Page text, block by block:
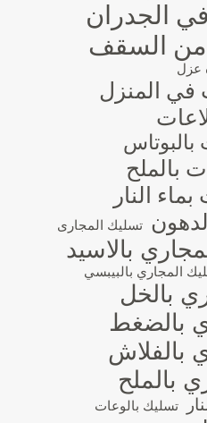
الجدران
من السقف
عزل
في المنزل
بالبوتاس
بالملح
النار
تسليك المجارى
بالاسيد
المجاري بالبيبسي
بالخل
بالضغط
بالفلاش
بالملح
تسليك بالوعات